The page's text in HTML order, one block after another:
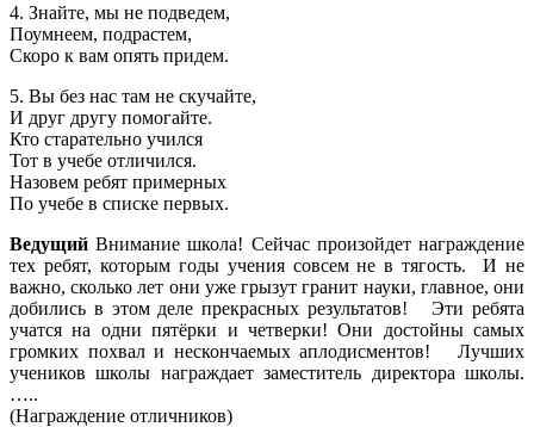
4. Знайте, мы не подведем,
Поумнеем, подрастем,
Скоро к вам опять придем.
5. Вы без нас там не скучайте,
И друг другу помогайте.
Кто старательно учился
Тот в учебе отличился.
Назовем ребят примерных
По учебе в списке первых.
ВедущийВнимание школа! Сейчас произойдет награждение
тех ребят, которым годы учения совсем не в тягость. И не
важно, сколько лет они уже грызут гранит науки, главное, они
добились в этом деле прекрасных результатов! Эти ребята
учатся на одни пятёрки и четверки! Они достойны самых
громких похвал и нескончаемых аплодисментов! Лучших
учеников школы награждает заместитель директора школы.
…..
(Награждение отличников)